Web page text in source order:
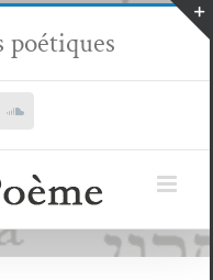
poétiques
SoundCloud